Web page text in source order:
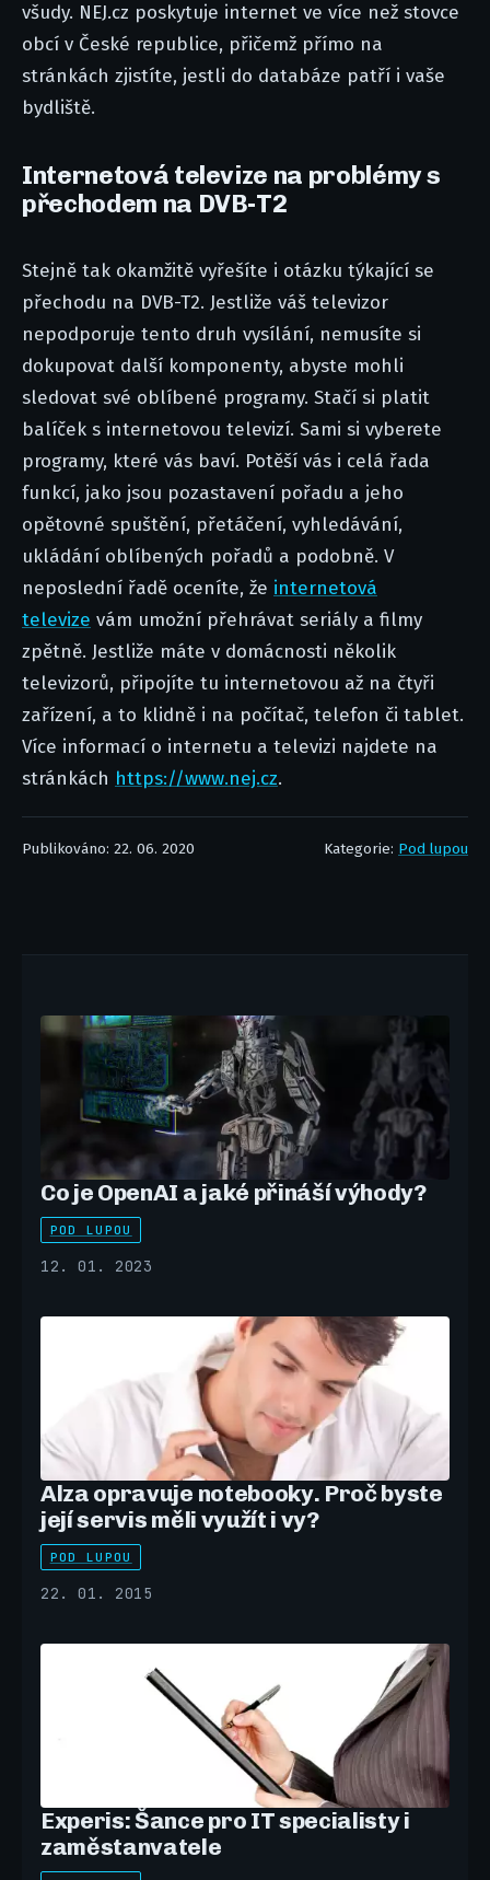
všudy. NEJ.cz poskytuje internet ve více než stovce
obcí v České republice, přičemž přímo na
stránkách zjistíte, jestli do databáze patří i vaše
bydliště.
Internetová televize na problémy s
přechodem na DVB-T2
Stejně tak okamžitě vyřešíte i otázku týkající se
přechodu na DVB-T2. Jestliže váš televizor
nepodporuje tento druh vysílání, nemusíte si
dokupovat další komponenty, abyste mohli
sledovat své oblíbené programy. Stačí si platit
balíček s internetovou televizí. Sami si vyberete
programy, které vás baví. Potěší vás i celá řada
funkcí, jako jsou pozastavení pořadu a jeho
opětovné spuštění, přetáčení, vyhledávání,
ukládání oblíbených pořadů a podobně. V
neposlední řadě oceníte, že internetová
televize vám umožní přehrávat seriály a filmy
zpětně. Jestliže máte v domácnosti několik
televizorů, připojíte tu internetovou až na čtyři
zařízení, a to klidně i na počítač, telefon či tablet.
Více informací o internetu a televizi najdete na
stránkách https://www.nej.cz.
Publikováno: 22. 06. 2020 Kategorie: Pod lupou
Co je OpenAI a jaké přináší výhody?
POD LUPOU
12. 01. 2023
Alza opravuje notebooky. Proč byste
její servis měli využít i vy?
POD LUPOU
22. 01. 2015
Experis: Šance pro IT specialisty i
zaměstanvatele